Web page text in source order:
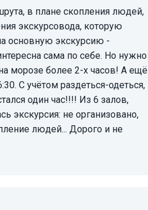
экскурсовода, которую
основную экскурсию -
сама по себе. Но нужно
морозе более 2-х часов! А ещё
С учётом раздеться-одеться,
один час!!!! Из 6 залов,
экскурсия: не организовано,
людей... Дорого и не